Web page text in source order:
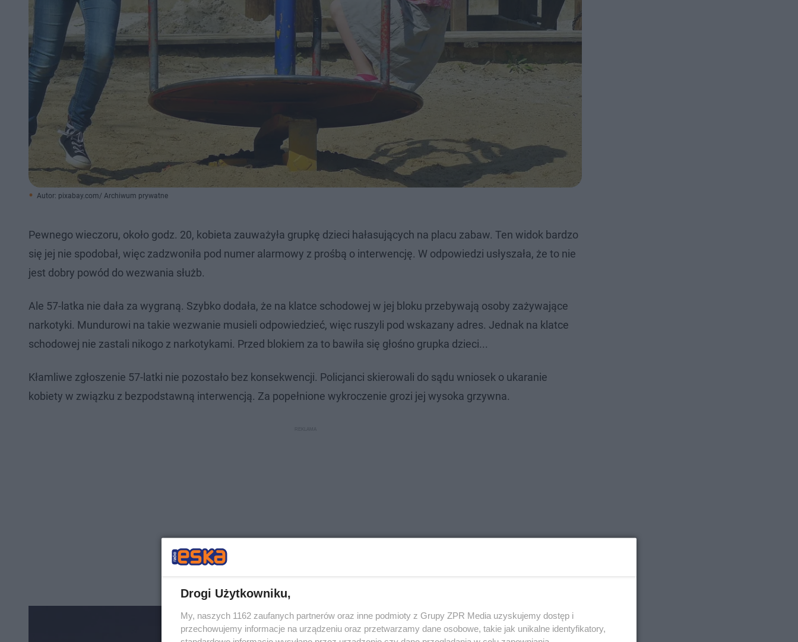
Autor: pixabay.com/ Archiwum prywatne
Pewnego wieczoru, około godz. 20, kobieta zauważyła grupkę dzieci hałasujących na placu zabaw. Ten widok bardzo
się jej nie spodobał, więc zadzwoniła pod numer alarmowy z prośbą o interwencję. W odpowiedzi usłyszała, że to nie
jest dobry powód do wezwania służb.
Ale 57-latka nie dała za wygraną. Szybko dodała, że na klatce schodowej w jej bloku przebywają osoby zażywające
narkotyki. Mundurowi na takie wezwanie musieli odpowiedzieć, więc ruszyli pod wskazany adres. Jednak na klatce
schodowej nie zastali nikogo z narkotykami. Przed blokiem za to bawiła się głośno grupka dzieci...
Kłamliwe zgłoszenie 57-latki nie pozostało bez konsekwencji. Policjanci skierowali do sądu wniosek o ukaranie
kobiety w związku z bezpodstawną interwencją. Za popełnione wykroczenie grozi jej wysoka grzywna.
Drogi Użytkowniku,
My, naszych 1162 zaufanych partnerów oraz inne podmioty z Grupy ZPR Media uzyskujemy dostęp i
przechowujemy informacje na urządzeniu oraz przetwarzamy dane osobowe, takie jak unikalne identyfikatory,